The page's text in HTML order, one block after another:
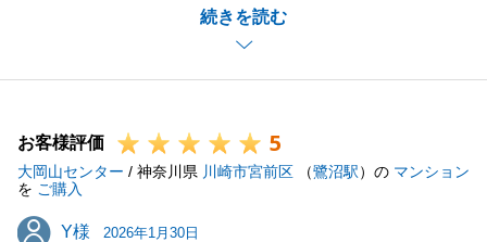
続きを読む
しく思っております。
ご決済当日は、ご売却と購入の手続きがあり忙しかっ
たと思いますが、問題無く終えられて嬉しく思いま
何卒宜しくお願い申し上げます。
お客様評価 5
大岡山センター / 神奈川県 川崎市宮前区 （鷺沼駅）の マンション
を ご購入
Y様
Y様 2026年1月30日